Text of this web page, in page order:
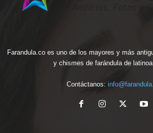
Farandula.co es uno de los mayores y más
y chismes de farándula de
Contáctanos: